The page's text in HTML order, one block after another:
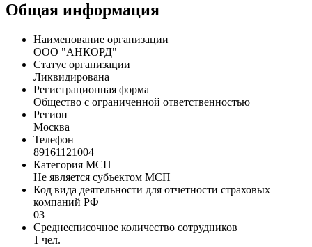
Общая информация
Наименование организации
ООО "АНКОРД"
Статус организации
Ликвидирована
Регистрационная форма
Общество с ограниченной ответственностью
Регион
Москва
Телефон
89161121004
Категория МСП
Не является субъектом МСП
Код вида деятельности для отчетности страховых
компаний РФ
03
Среднесписочное количество сотрудников
1 чел.